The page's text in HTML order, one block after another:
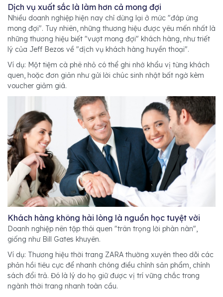
Dịch vụ xuất sắc là làm hơn cả mong đợi
Nhiều doanh nghiệp hiện nay chỉ dừng lại ở mức "đáp ứng
mong đợi". Tuy nhiên, những thương hiệu được yêu mến nhất là
những thương hiệu biết "vượt mong đợi" khách hàng, như triết
lý của Jeff Bezos về "dịch vụ khách hàng huyền thoại".
Ví dụ: Một tiệm cà phê nhỏ có thể ghi nhớ khẩu vị từng khách
quen, hoặc đơn giản như gửi lời chúc sinh nhật bất ngờ kèm
voucher giảm giá.
Khách hàng không hài lòng là nguồn học tuyệt vời
Doanh nghiệp nên tập thói quen "trân trọng lời phàn nàn",
giống như Bill Gates khuyên.
Ví dụ: Thương hiệu thời trang ZARA thường xuyên theo dõi các
phản hồi tiêu cực để nhanh chóng điều chỉnh sản phẩm, chính
sách đổi trả. Đó là lý do họ giữ được vị trí vững chắc trong
ngành thời trang nhanh toàn cầu.